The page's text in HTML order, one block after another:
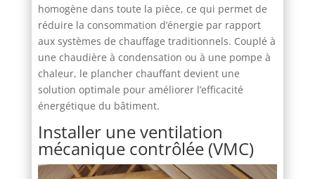
homogène dans toute la pièce, ce qui permet de
réduire la consommation d’énergie par rapport
aux systèmes de chauffage traditionnels. Couplé à
une chaudière à condensation ou à une pompe à
chaleur, le plancher chauffant devient une
solution optimale pour améliorer l’efficacité
énergétique du bâtiment.
Installer une ventilation
mécanique contrôlée (VMC)